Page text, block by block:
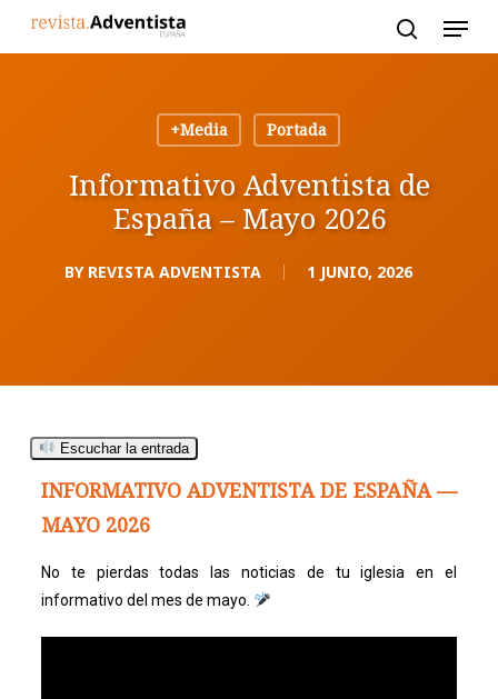
+Media
Portada
Informativo Adventista de
España – Mayo 2026
BY REVISTA ADVENTISTA 1 JUNIO, 2026
Escuchar la entrada
INFORMATIVO ADVENTISTA DE ESPAÑA —
MAYO 2026
No te pierdas todas las noticias de tu iglesia en el
informativo del mes de mayo.